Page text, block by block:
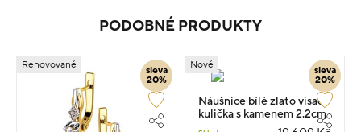
PODOBNÉ PRODUKTY
sleva
20%
Renovované
sleva
20%
Nové
Náušnice bílé zlato visací
kulička s kamenem 2.2cm